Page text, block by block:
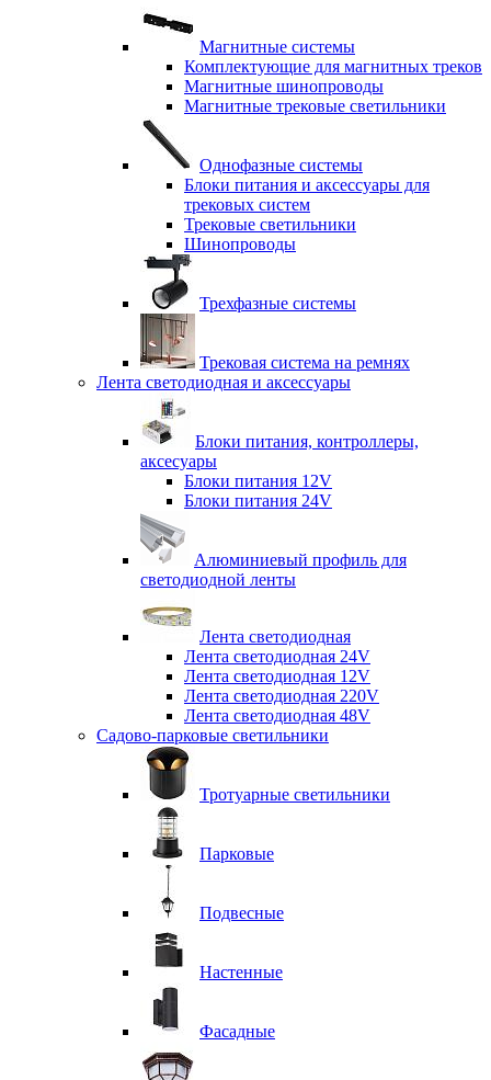
Магнитные системы
Комплектующие для магнитных треков
Магнитные шинопроводы
Магнитные трековые светильники
Однофазные системы
Блоки питания и аксессуары для
трековых систем
Трековые светильники
Шинопроводы
Трехфазные системы
Трековая система на ремнях
Лента светодиодная и аксессуары
Блоки питания, контроллеры,
аксесуары
Блоки питания 12V
Блоки питания 24V
Алюминиевый профиль для
светодиодной ленты
Лента светодиодная
Лента светодиодная 24V
Лента светодиодная 12V
Лента светодиодная 220V
Лента светодиодная 48V
Садово-парковые светильники
Тротуарные светильники
Парковые
Подвесные
Настенные
Фасадные